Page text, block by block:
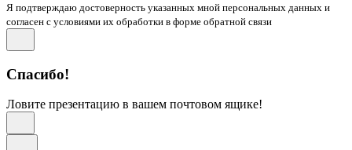
Я подтверждаю достоверность указанных мной персональных данных и
согласен с условиями их обработки в форме обратной связи
Спасибо!
Ловите презентацию в вашем почтовом ящике!